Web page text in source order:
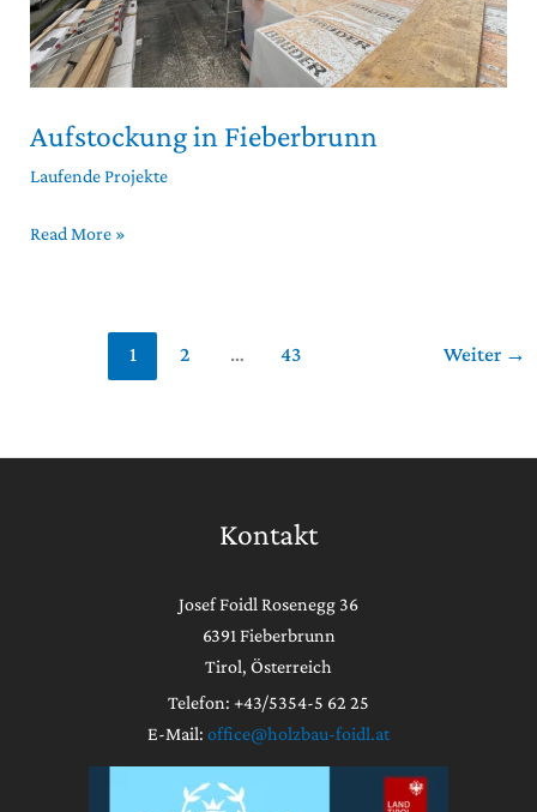
Aufstockung in Fieberbrunn
Laufende Projekte
Read More »
1 2 … 43 Weiter →
Kontakt
Josef Foidl Rosenegg 36
6391 Fieberbrunn
Tirol, Österreich
Telefon: +43/5354-5 62 25
E-Mail: office@holzbau-foidl.at